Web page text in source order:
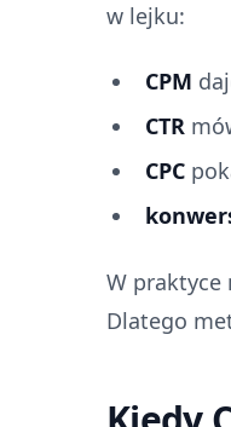
w lejku:
CPM
CTR
CPC
W praktyce
Dlatego